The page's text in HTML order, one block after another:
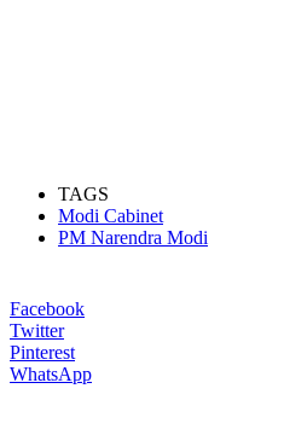
TAGS
Modi Cabinet
PM Narendra Modi
Facebook
Twitter
Pinterest
WhatsApp